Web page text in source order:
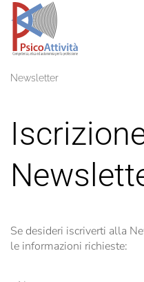
Newsletter
Se desideri iscriverti alla
le informazioni richieste: